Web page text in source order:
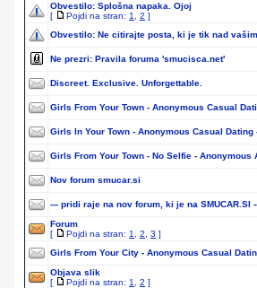
Obvestilo: Splošna napaka. Ojoj
[
Pojdi na stran: 1 2 ]
Obvestilo: Ne citirajte posta, ki je tik nad
Ne prezri: Pravila foruma 'smucisca.net'
Discreet. Exclusive. Unforgettable.
Girls From Your Town - Anonymous Casual
Girls In Your Town - Anonymous Casual Dating
Girls From Your Town - No Selfie - Anonymous
Nov forum smucar.si
--- pridi raje na nov forum, ki je na SMUCAR.SI
Forum
[
Pojdi na stran: 1 2 3 ]
Girls From Your City - Anonymous Casual
Objava slik
[
Pojdi na stran: 1 2 ]